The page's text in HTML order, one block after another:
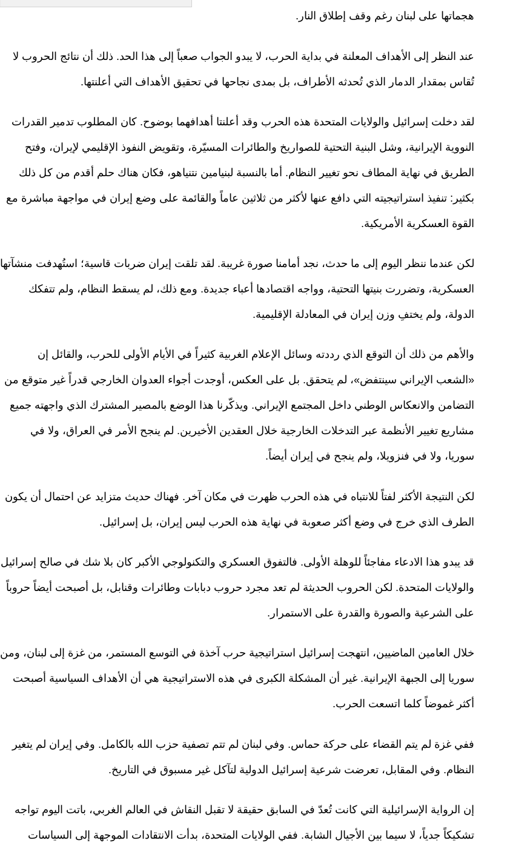
هجماتها على لبنان رغم وقف إطلاق النار.
عند النظر إلى الأهداف المعلنة في بداية الحرب، لا يبدو الجواب صعباً إلى هذا الحد. ذلك أن نتائج الحروب لا
تُقاس بمقدار الدمار الذي تُحدثه الأطراف، بل بمدى نجاحها في تحقيق الأهداف التي أعلنتها.
لقد دخلت إسرائيل والولايات المتحدة هذه الحرب وقد أعلنتا أهدافهما بوضوح. كان المطلوب تدمير القدرات
النووية الإيرانية، وشل البنية التحتية للصواريخ والطائرات المسيّرة، وتقويض النفوذ الإقليمي لإيران، وفتح
الطريق في نهاية المطاف نحو تغيير النظام. أما بالنسبة لبنيامين نتنياهو، فكان هناك حلم أقدم من كل ذلك
بكثير: تنفيذ استراتيجيته التي دافع عنها لأكثر من ثلاثين عاماً والقائمة على وضع إيران في مواجهة مباشرة مع
القوة العسكرية الأمريكية.
لكن عندما ننظر اليوم إلى ما حدث، نجد أمامنا صورة غريبة. لقد تلقت إيران ضربات قاسية؛ استُهدفت منشآتها
العسكرية، وتضررت بنيتها التحتية، وواجه اقتصادها أعباء جديدة. ومع ذلك، لم يسقط النظام، ولم تتفكك
الدولة، ولم يختفِ وزن إيران في المعادلة الإقليمية.
والأهم من ذلك أن التوقع الذي رددته وسائل الإعلام الغربية كثيراً في الأيام الأولى للحرب، والقائل إن
«الشعب الإيراني سينتفض»، لم يتحقق. بل على العكس، أوجدت أجواء العدوان الخارجي قدراً غير متوقع من
التضامن والانعكاس الوطني داخل المجتمع الإيراني. ويذكّرنا هذا الوضع بالمصير المشترك الذي واجهته جميع
مشاريع تغيير الأنظمة عبر التدخلات الخارجية خلال العقدين الأخيرين. لم ينجح الأمر في العراق، ولا في
سوريا، ولا في فنزويلا، ولم ينجح في إيران أيضاً.
لكن النتيجة الأكثر لفتاً للانتباه في هذه الحرب ظهرت في مكان آخر. فهناك حديث متزايد عن احتمال أن يكون
الطرف الذي خرج في وضع أكثر صعوبة في نهاية هذه الحرب ليس إيران، بل إسرائيل.
قد يبدو هذا الادعاء مفاجئاً للوهلة الأولى. فالتفوق العسكري والتكنولوجي الأكبر كان بلا شك في صالح إسرائيل
والولايات المتحدة. لكن الحروب الحديثة لم تعد مجرد حروب دبابات وطائرات وقنابل، بل أصبحت أيضاً حروباً
على الشرعية والصورة والقدرة على الاستمرار.
خلال العامين الماضيين، انتهجت إسرائيل استراتيجية حرب آخذة في التوسع المستمر، من غزة إلى لبنان، ومن
سوريا إلى الجبهة الإيرانية. غير أن المشكلة الكبرى في هذه الاستراتيجية هي أن الأهداف السياسية أصبحت
أكثر غموضاً كلما اتسعت الحرب.
ففي غزة لم يتم القضاء على حركة حماس. وفي لبنان لم تتم تصفية حزب الله بالكامل. وفي إيران لم يتغير
النظام. وفي المقابل، تعرضت شرعية إسرائيل الدولية لتآكل غير مسبوق في التاريخ.
إن الرواية الإسرائيلية التي كانت تُعدّ في السابق حقيقة لا تقبل النقاش في العالم الغربي، باتت اليوم تواجه
تشكيكاً جدياً، لا سيما بين الأجيال الشابة. ففي الولايات المتحدة، بدأت الانتقادات الموجهة إلى السياسات